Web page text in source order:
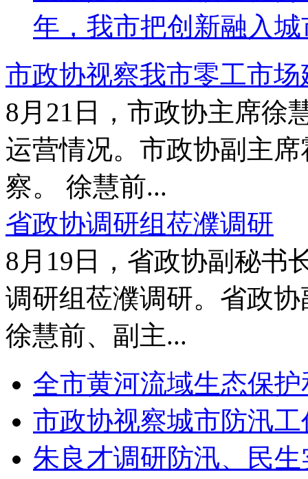
年，我市把创新融入
市政协视察我市零工市
8月21日，市政协主席徐
运营情况。市政协副主
察。 徐慧前...
省政协调研组莅濮调研
8月19日，省政协副秘书
调研组莅濮调研。省政
徐慧前、副主...
全市黄河流域生态保
市政协视察城市防汛工
朱良才调研防汛、民